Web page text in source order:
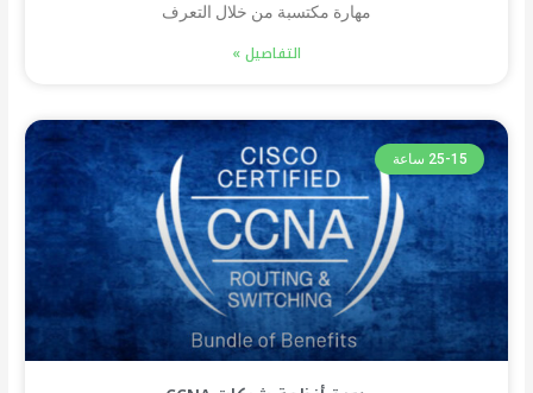
مهارة مكتسبة من خلال التعرف
التفاصيل »
25-15 ساعة